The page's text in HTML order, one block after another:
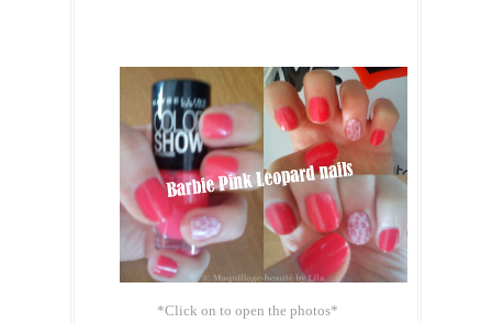
*Click on to open the photos*